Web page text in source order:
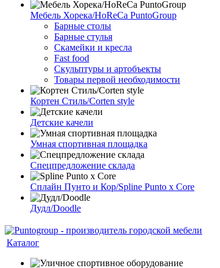
Мебель Хорека/HoReCa PuntoGroup
Барные столы
Барные стулья
Скамейки и кресла
Fast food
Скульптуры и артобъекты
Товары первой необходимости
Кортен Стиль/Corten style
Детские качели
Умная спортивная площадка
Спецпредложение склада
Сплайн Пунто и Кор/Spline Punto x Core
Дудл/Doodle
Каталог